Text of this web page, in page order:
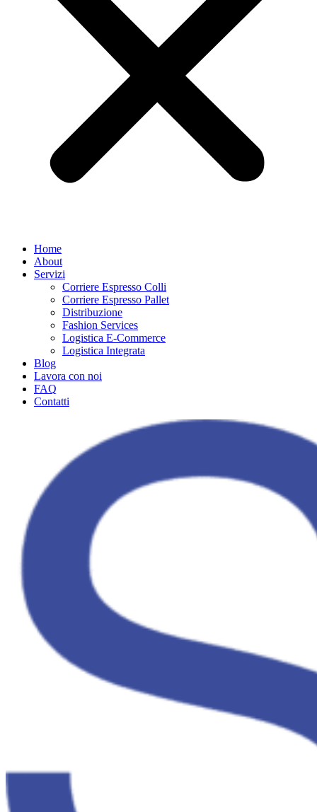
Home
About
Servizi
Corriere Espresso Colli
Corriere Espresso Pallet
Distribuzione
Fashion Services
Logistica E-Commerce
Logistica Integrata
Blog
Lavora con noi
FAQ
Contatti